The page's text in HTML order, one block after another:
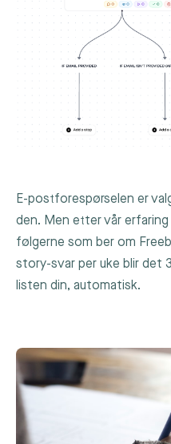
E-postforespørselen er
den. Men etter vår
følgerne som ber om
story-svar per uke blir
listen din, automatisk.